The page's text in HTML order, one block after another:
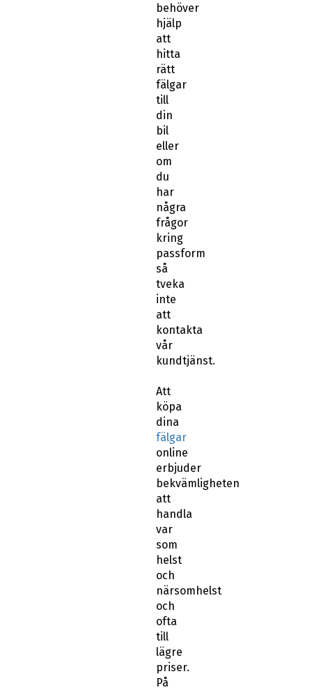
behöver
hjälp
att
hitta
rätt
fälgar
till
din
bil
eller
om
du
har
några
frågor
kring
passform
så
tveka
inte
att
kontakta
vår
kundtjänst.
Att
köpa
dina
fälgar
online
erbjuder
bekvämligheten
att
handla
var
som
helst
och
närsomhelst
och
ofta
till
lägre
priser.
På